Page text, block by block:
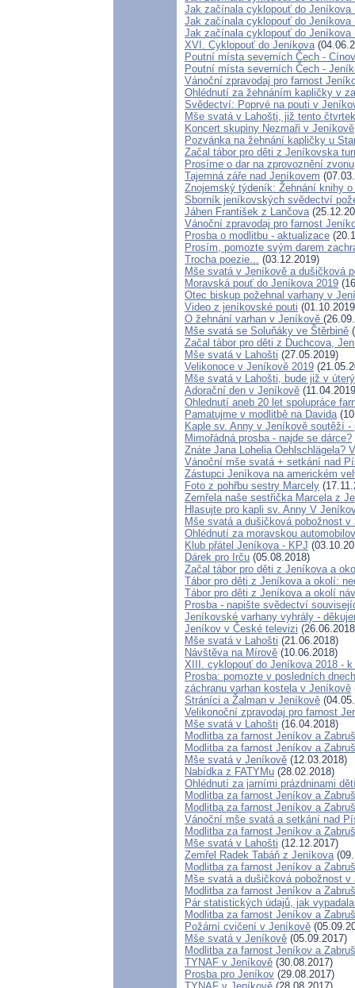
Jak začínala cyklopouť do Jeníkova
Jak začínala cyklopouť do Jeníkova
Jak začínala cyklopouť do Jeníkova
XVI. Cyklopouť do Jeníkova
Poutní místa severních Čech -
Poutní místa severních Čech -
Vánoční zpravodaj pro farnost
Ohlédnutí za žehnáním kapličky v
Svědectví: Poprvé na pouti v
Mše svatá v Lahošti, již tento čtvrtek
Koncert skupiny Nezmaři v Jeníkově
Pozvánka na žehnání kapličky u
Začal tábor pro děti z Jeníkovska
Prosíme o dar na zprovoznění zvonu
Tajemná záře nad Jeníkovem
Znojemský týdeník: Žehnání knihy
Sborník jeníkovských svědectví
Jáhen František z Lančova
Vánoční zpravodaj pro farnost
Prosba o modlitbu - aktualizace
Prosím, pomozte svým darem
Trocha poezie...
(03.12.2019)
Mše svatá v Jeníkově a dušičková
Moravská pouť do Jeníkova 2019
Otec biskup požehnal varhany v
Video z jeníkovské pouti
O žehnání varhan v Jeníkově
Mše svatá se Soluňáky ve Štěrbině
Začal tábor pro děti z Duchcova,
Mše svatá v Lahošti (27.05.2019)
Velikonoce v Jeníkově 2019
Mše svatá v Lahošti, bude již v úterý
Adorační den v Jeníkově
Ohlednutí aneb 20 let spolupráce
Pamatujme v modlitbě na Davida
Kaple sv. Anny v Jeníkově soutěží
Mimořádná prosba - najde se dárce?
Znáte Jana Lohelia Oehlschlägela?
Vánoční mše svatá + setkání nad
Zástupci Jeníkova na americkém
Foto z pohřbu sestry Marcely
Zemřela naše sestřička Marcela z
Hlasujte pro kapli sv. Anny V
Mše svatá a dušičková pobožnost v
Ohlédnutí za moravskou
Klub přátel Jeníkova - KPJ
Dárek pro Irču (05.08.2018)
Začal tábor pro děti z Jeníkova a
Tábor pro děti z Jeníkova a okolí:
Tábor pro děti z Jeníkova a okolí
Prosba - napište svědectví
Jeníkovské varhany vyhrály -
Jeníkov v České televizi
Mše svatá v Lahošti (21.06.2018)
Návštěva na Mírově (10.06.2018)
XIII. cyklopouť do Jeníkova 2018 -
Prosba: pomozte v posledních
záchranu varhan kostela v Jeníkově
Stráníci a Žalman v Jeníkově
Velikonoční zpravodaj pro farnost
Mše svatá v Lahošti (16.04.2018)
Modlitba za farnost Jeníkov a
Modlitba za farnost Jeníkov a
Mše svatá v Jeníkově (12.03.2018)
Nabídka z FATYMu (28.02.2018)
Ohlédnutí za jarními prázdninami
Modlitba za farnost Jeníkov a
Modlitba za farnost Jeníkov a
Vánoční mše svatá a setkání nad
Modlitba za farnost Jeníkov a
Mše svatá v Lahošti (12.12.2017)
Zemřel Radek Tabáň z Jeníkova
Modlitba za farnost Jeníkov a
Mše svatá a dušičková pobožnost v
Modlitba za farnost Jeníkov a
Pár statistických údajů, jak
Modlitba za farnost Jeníkov a
Požární cvičení v Jeníkově
Mše svatá v Jeníkově (05.09.2017)
Modlitba za farnost Jeníkov a
TYNAF v Jeníkově (30.08.2017)
Prosba pro Jeníkov (29.08.2017)